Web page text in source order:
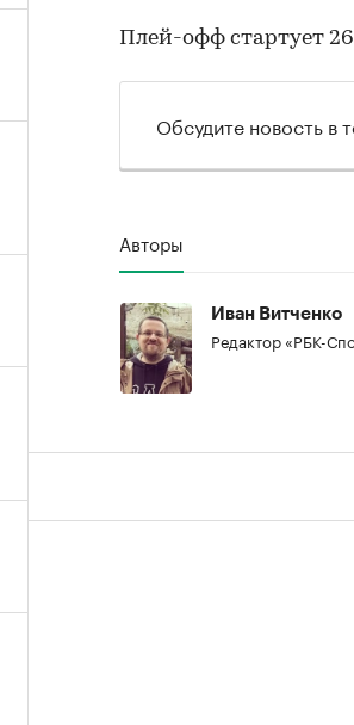
Плей-офф стартует
Обсудите новость в
Авторы
Иван Витченко
Редактор «РБК-